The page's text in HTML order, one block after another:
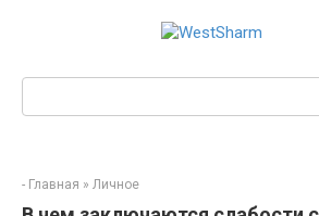
- Главная » Личное